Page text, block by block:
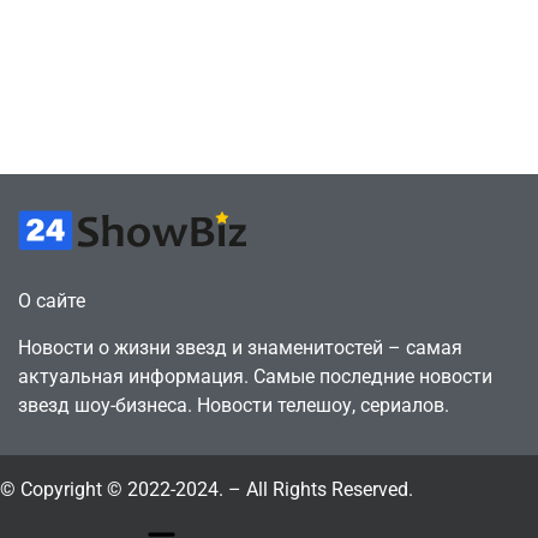
О сайте
Новости о жизни звезд и знаменитостей – самая
актуальная информация. Самые последние новости
звезд шоу-бизнеса. Новости телешоу, сериалов.
© Copyright © 2022-2024. – All Rights Reserved.